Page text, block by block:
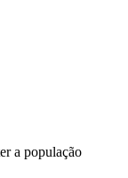
a população